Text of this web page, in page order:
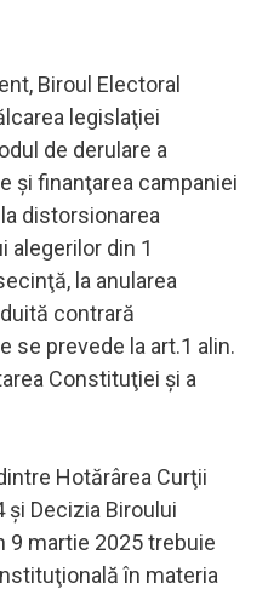
Biroul Electoral
legislaţiei
de derulare a
şi finanţarea campaniei
distorsionarea
alegerilor din 1
la anularea
contrară
se prevede la art.1 alin.
Constituţiei şi a
Hotărârea Curţii
Decizia Biroului
9 martie 2025 trebuie
în materia